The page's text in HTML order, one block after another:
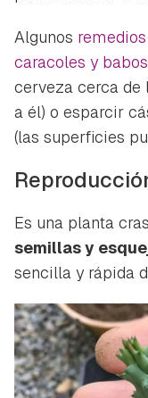
Algunos
caracoles y
cerveza cerca de
a él) o esparcir
(las superficies
Es una planta
semillas y
sencilla y rápida